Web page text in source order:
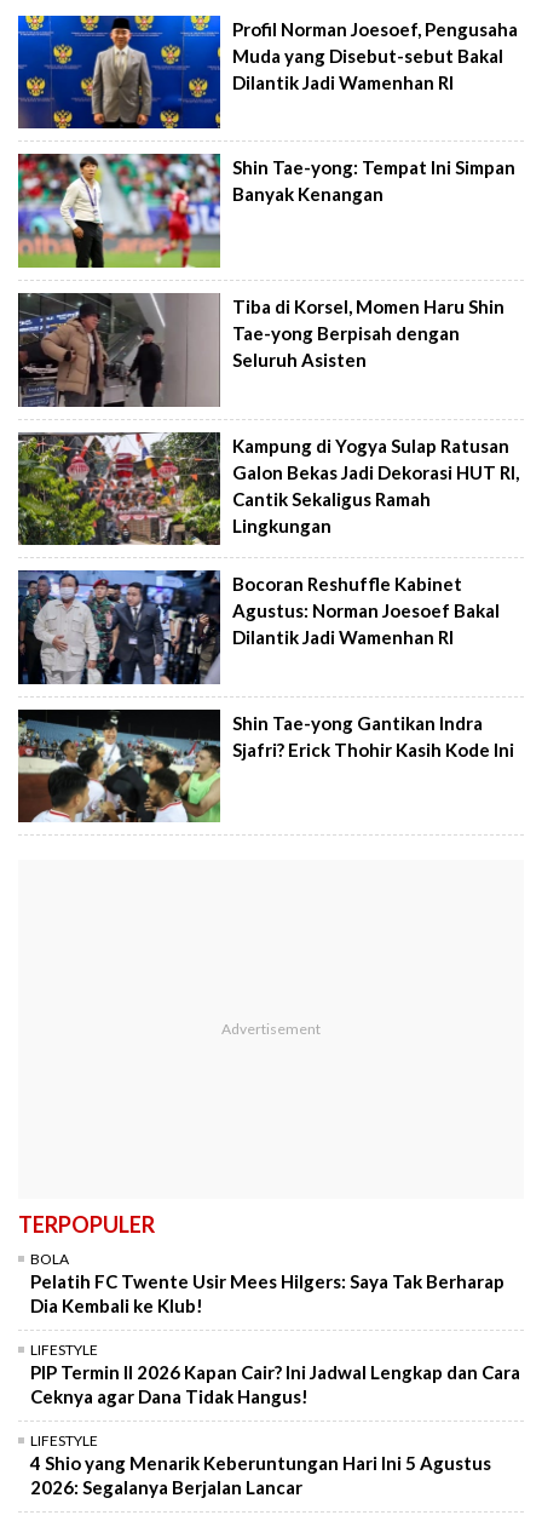
Profil Norman Joesoef, Pengusaha
Muda yang Disebut-sebut Bakal
Dilantik Jadi Wamenhan RI
Shin Tae-yong: Tempat Ini Simpan
Banyak Kenangan
Tiba di Korsel, Momen Haru Shin
Tae-yong Berpisah dengan
Seluruh Asisten
Kampung di Yogya Sulap Ratusan
Galon Bekas Jadi Dekorasi HUT RI,
Cantik Sekaligus Ramah
Lingkungan
Bocoran Reshuffle Kabinet
Agustus: Norman Joesoef Bakal
Dilantik Jadi Wamenhan RI
Shin Tae-yong Gantikan Indra
Sjafri? Erick Thohir Kasih Kode Ini
TERPOPULER
BOLA
Pelatih FC Twente Usir Mees Hilgers: Saya Tak Berharap
Dia Kembali ke Klub!
LIFESTYLE
PIP Termin II 2026 Kapan Cair? Ini Jadwal Lengkap dan Cara
Ceknya agar Dana Tidak Hangus!
LIFESTYLE
4 Shio yang Menarik Keberuntungan Hari Ini 5 Agustus
2026: Segalanya Berjalan Lancar